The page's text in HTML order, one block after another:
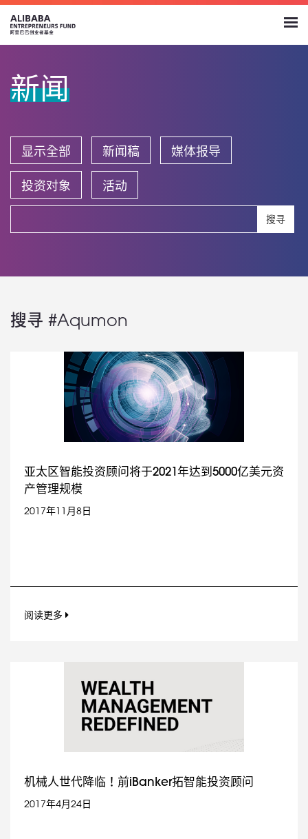
新闻
显示全部 新闻稿 媒体报导
投资对象 活动
搜寻
搜寻 #Aqumon
亚太区智能投资顾问将于2021年达到5000亿美元资
产管理规模
2017年11月8日
阅读更多
机械人世代降临！前iBanker拓智能投资顾问
2017年4月24日